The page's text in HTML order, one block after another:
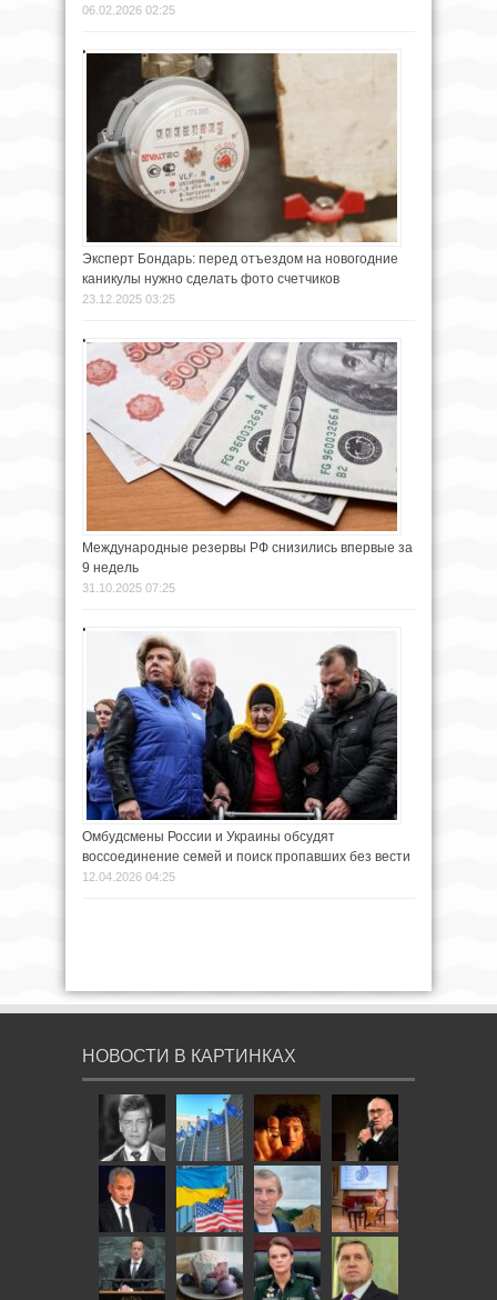
06.02.2026 02:25
Эксперт Бондарь: перед отъездом на новогодние
каникулы нужно сделать фото счетчиков
23.12.2025 03:25
Международные резервы РФ снизились впервые за
9 недель
31.10.2025 07:25
Омбудсмены России и Украины обсудят
воссоединение семей и поиск пропавших без вести
12.04.2026 04:25
НОВОСТИ В КАРТИНКАХ